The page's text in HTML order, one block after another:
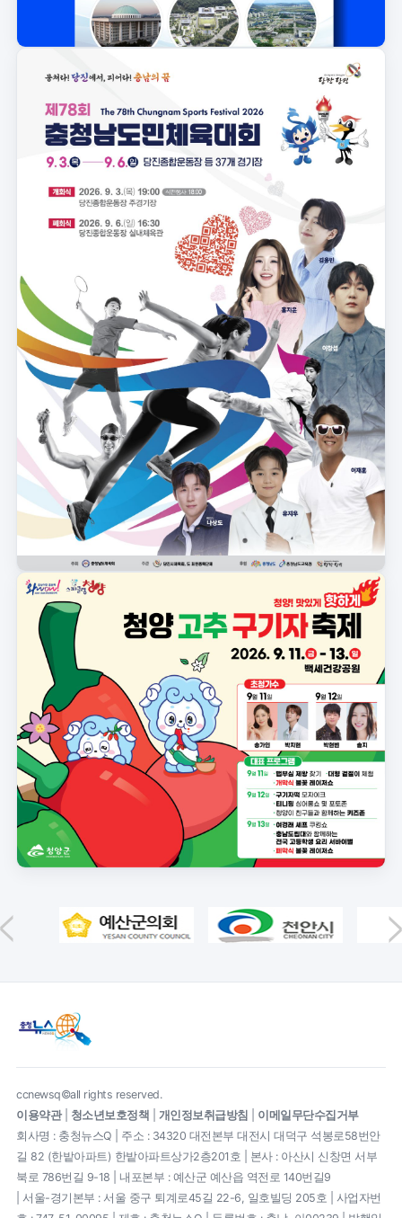
ccnewsq©all rights reserved.
이용약관| 청소년보호정책 개인정보취급방침
이메일무단수집거부
회사명 : 충청뉴스Q | 주소 : 34320 대전본부 대전시 대덕구 석봉로58번안
길 82 (한밭아파트) 한밭아파트상가2층201호 | 본사 : 아산시 신창면 서부
북로 786번길 9-18 | 내포본부 : 예산군 예산읍 역전로 140번길9
| 서울-경기본부 : 서울 중구 퇴계로45길 22-6, 일호빌딩 205호 | 사업자번